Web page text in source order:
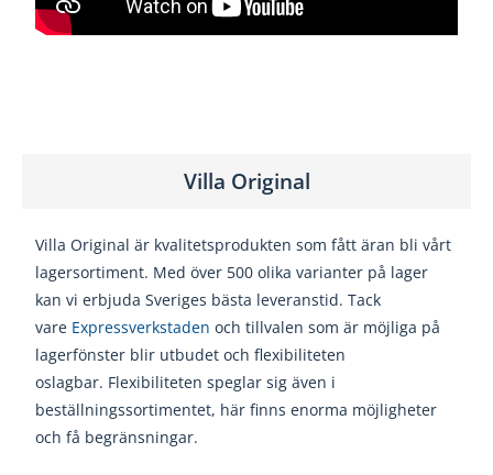
Villa Original
Villa Original är kvalitetsprodukten som fått äran bli vårt
lagersortiment. Med över 500 olika varianter på lager
kan vi erbjuda Sveriges bästa leveranstid. Tack
vare Expressverkstaden och tillvalen som är möjliga på
lagerfönster blir utbudet och flexibiliteten
oslagbar. Flexibiliteten speglar sig även i
beställningssortimentet, här finns enorma möjligheter
och få begränsningar.